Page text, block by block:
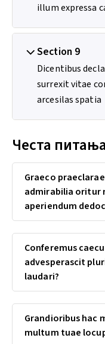
illum expressa
Section 9
Dicentibus
surrexit vitae
arcesilas spatia
Честа питања
Graeco
admirabilia oritur
aperiendum
Conferemus
advesperascit
laudari?
Grandioribus hac
multum tuae